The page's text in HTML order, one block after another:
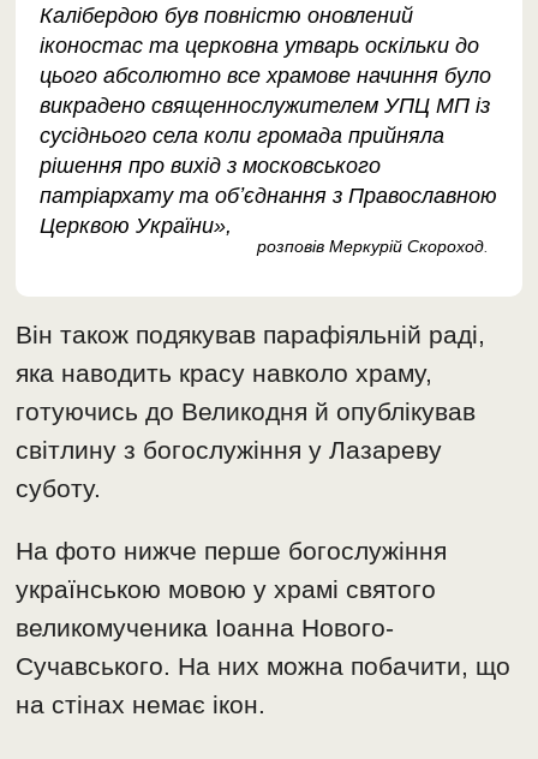
Калібердою був повністю оновлений
іконостас та церковна утварь оскільки до
цього абсолютно все храмове начиння було
викрадено священнослужителем УПЦ МП із
сусіднього села коли громада прийняла
рішення про вихід з московського
патріархату та обʼєднання з Православною
Церквою України»,
розповів Меркурій Скороход.
Він також подякував парафіяльній раді,
яка наводить красу навколо храму,
готуючись до Великодня й опублікував
світлину з богослужіння у Лазареву
суботу.
На фото нижче перше богослужіння
українською мовою у храмі святого
великомученика Іоанна Нового-
Сучавського. На них можна побачити, що
на стінах немає ікон.